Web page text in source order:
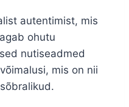
autentimist, mis
ohutu
nutiseadmed
mis on nii